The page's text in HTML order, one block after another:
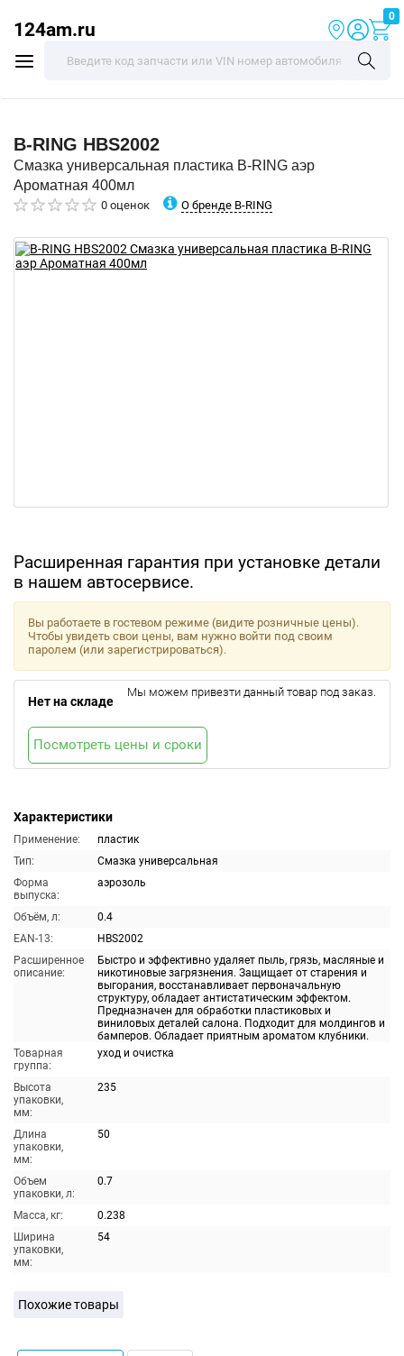
124am.ru
0
B-RING HBS2002
Смазка универсальная пластика B-RING аэр
Ароматная 400мл
0 оценок О бренде B-RING
Расширенная гарантия при установке детали
в нашем автосервисе.
Характеристики
Применение:
пластик
Тип:
Смазка универсальная
Форма
выпуска:
аэрозоль
Объём, л:
0.4
EAN-13:
HBS2002
Расширенное
описание:
Быстро и эффективно удаляет пыль, грязь, масляные и
никотиновые загрязнения. Защищает от старения и
выгорания, восстанавливает первоначальную
структуру, обладает антистатическим эффектом.
Предназначен для обработки пластиковых и
виниловых деталей салона. Подходит для молдингов и
бамперов. Обладает приятным ароматом клубники.
Товарная
группа:
уход и очистка
Высота
упаковки,
мм:
235
Длина
упаковки,
мм:
50
Объем
упаковки, л:
0.7
Масса, кг:
0.238
Ширина
упаковки,
мм:
54
Вы работаете в гостевом режиме (видите розничные цены).
Чтобы увидеть свои цены, вам нужно войти под своим
паролем (или зарегистрироваться).
Нет на складе
Мы можем привезти данный товар под заказ.
Посмотреть цены и сроки
Похожие товары